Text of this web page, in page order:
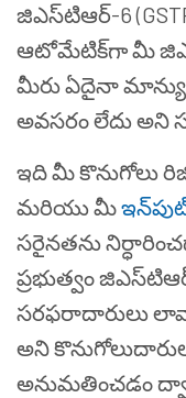
జిఎస్‌టి‌ఆర్-6
ఆటోమేటిక్‌గా మీ
మీరు ఏదైనా
అవసరం లేదు అని
ఇది మీ కొనుగోలు
మరియు మీ
సరైనతను
ప్రభుత్వం
సరఫరాదారులు
అని
అనుమతించడం